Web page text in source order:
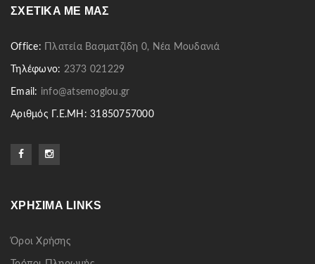
ΣΧΕΤΙΚΆ ΜΕ ΜΑΣ
Office: Πλατεία Βασματζίδη 0, Νέα Μουδανιά
Τηλέφωνο: 2373 021229
Email: info@atsemoglou.gr
Αριθμός Γ.Ε.ΜΗ: 31850757000
ΧΡΉΣΙΜΑ LINKS
Όροι Χρήσης